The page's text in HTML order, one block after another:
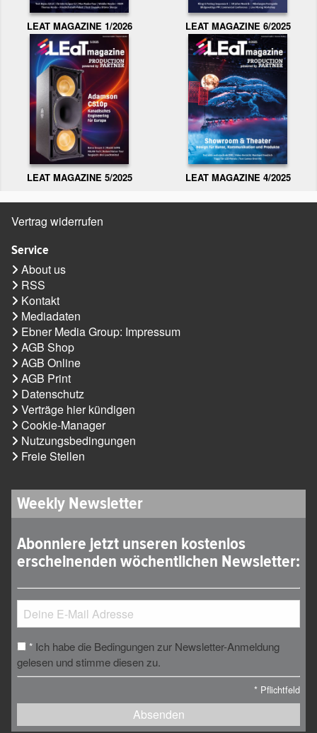
LEAT MAGAZINE 1/2026 LEAT MAGAZINE 6/2025
LEAT MAGAZINE 5/2025 LEAT MAGAZINE 4/2025
Vertrag widerrufen
Service
About us
RSS
Kontakt
Mediadaten
Ebner Media Group: Impressum
AGB Shop
AGB Online
AGB Print
Datenschutz
Verträge hier kündigen
Cookie-Manager
Nutzungsbedingungen
Freie Stellen
Weekly Newsletter
Abonniere jetzt unseren kostenlos
erscheinenden wöchentlichen Newsletter:
* Ich habe die Bedingungen zur Newsletter-Anmeldung
gelesen und stimme diesen zu.
* Pflichtfeld
Absenden